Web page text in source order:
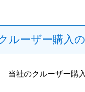
ルーザー購入
当社のクルーザー購